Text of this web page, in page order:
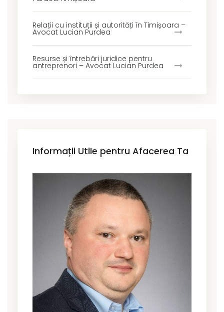
Relații cu instituții și autorități în Timișoara –
Avocat Lucian Purdea
Resurse și întrebări juridice pentru
antreprenori – Avocat Lucian Purdea
Informații Utile pentru Afacerea Ta